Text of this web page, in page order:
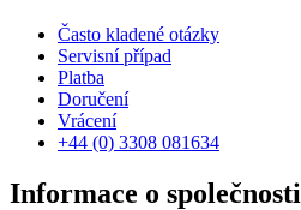
Často kladené otázky
Servisní případ
Platba
Doručení
Vrácení
+44 (0) 3308 081634
Informace o společnosti